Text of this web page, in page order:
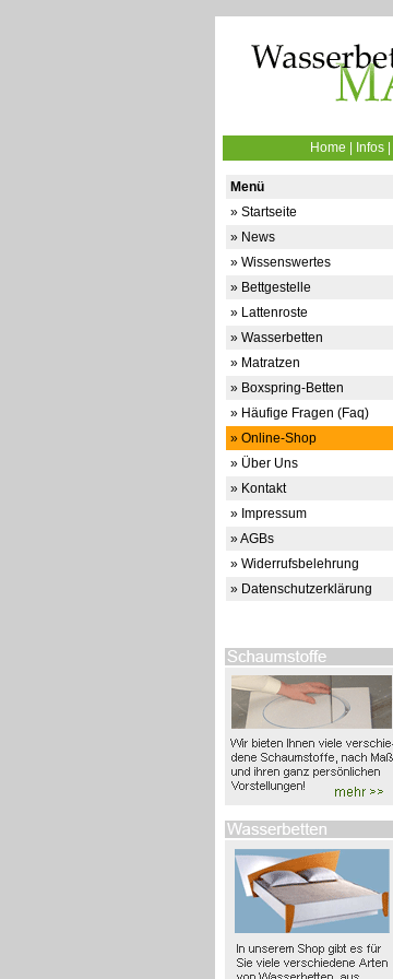
Home Infos
Menü
» Startseite
» News
» Wissenswertes
» Bettgestelle
» Lattenroste
» Wasserbetten
» Matratzen
» Boxspring-Betten
» Häufige Fragen (Faq)
» Online-Shop
» Über Uns
» Kontakt
» Impressum
» AGBs
» Widerrufsbelehrung
» Datenschutzerklärung